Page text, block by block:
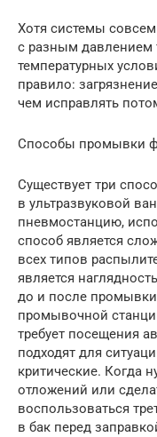
Хотя системы
с разным давлением
температурных
правило:
чем исправлять
Способы промывки
Существует три
в ультразвуковой
пневмостанцию,
способ является
всех типов
является
до и после
промывочной
требует посещения
подходят для
критические. Когда
отложений или
воспользоваться
в бак перед